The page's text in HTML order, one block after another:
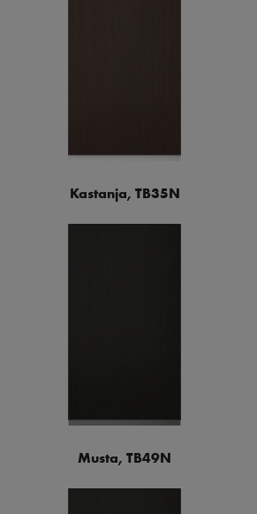
Kastanja, TB35N
Musta, TB49N